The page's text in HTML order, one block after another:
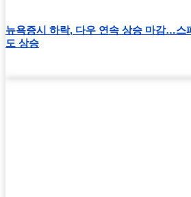
뉴욕증시 하락, 다우 연속 상승 마감…스
도 상승